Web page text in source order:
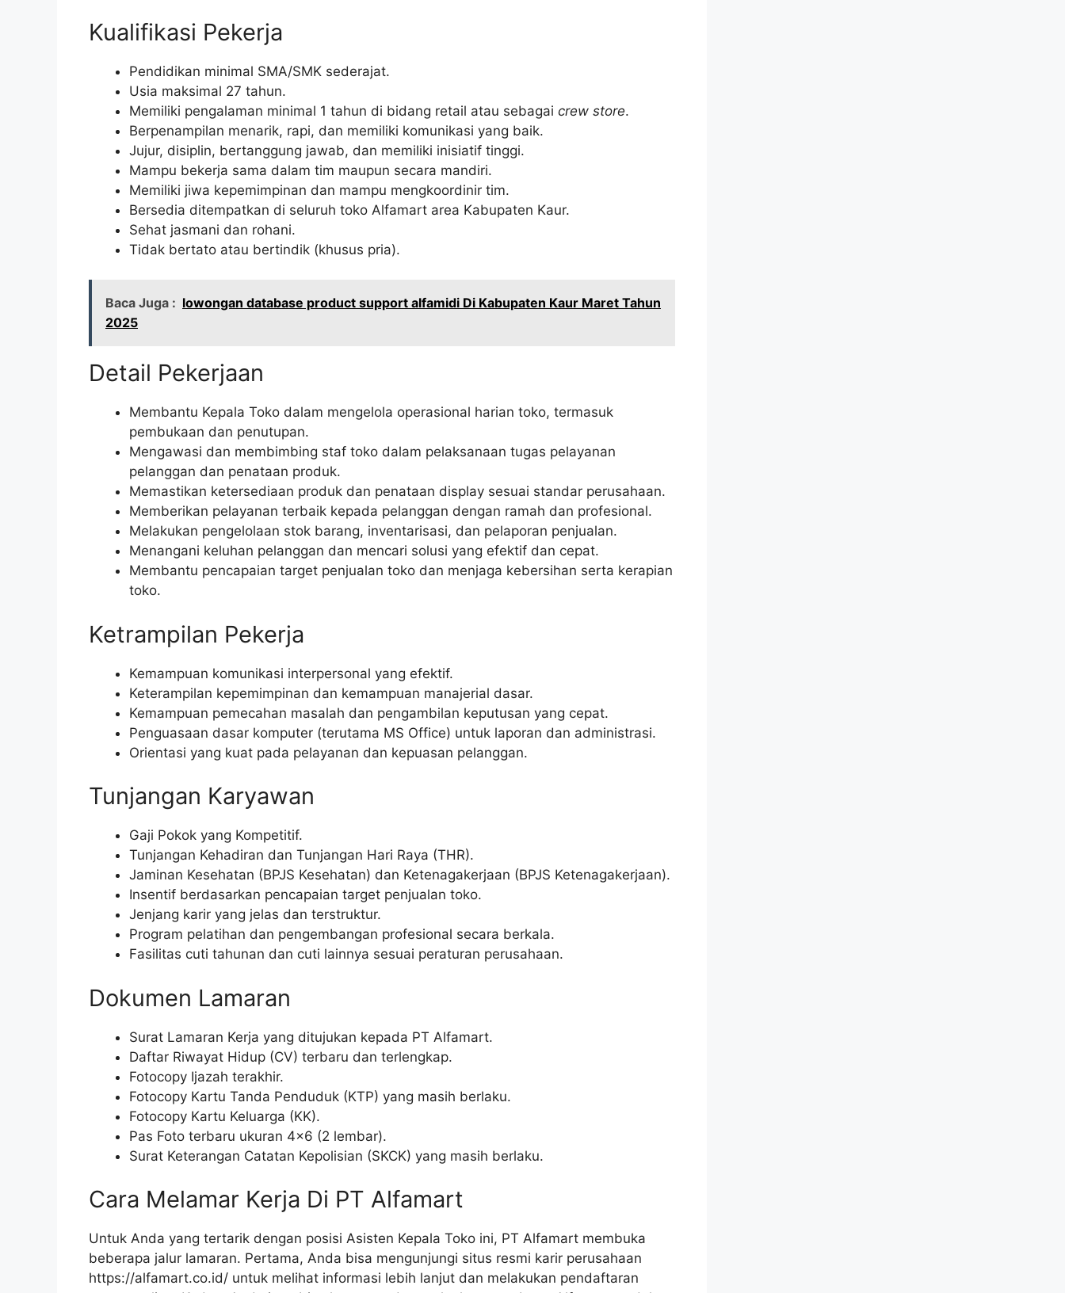
Kualifikasi Pekerja
Pendidikan minimal SMA/SMK sederajat.
Usia maksimal 27 tahun.
Memiliki pengalaman minimal 1 tahun di bidang retail atau sebagai crew store.
Berpenampilan menarik, rapi, dan memiliki komunikasi yang baik.
Jujur, disiplin, bertanggung jawab, dan memiliki inisiatif tinggi.
Mampu bekerja sama dalam tim maupun secara mandiri.
Memiliki jiwa kepemimpinan dan mampu mengkoordinir tim.
Bersedia ditempatkan di seluruh toko Alfamart area Kabupaten Kaur.
Sehat jasmani dan rohani.
Tidak bertato atau bertindik (khusus pria).
Baca Juga : lowongan database product support alfamidi Di Kabupaten Kaur Maret Tahun
2025
Detail Pekerjaan
Membantu Kepala Toko dalam mengelola operasional harian toko, termasuk
pembukaan dan penutupan.
Mengawasi dan membimbing staf toko dalam pelaksanaan tugas pelayanan
pelanggan dan penataan produk.
Memastikan ketersediaan produk dan penataan display sesuai standar perusahaan.
Memberikan pelayanan terbaik kepada pelanggan dengan ramah dan profesional.
Melakukan pengelolaan stok barang, inventarisasi, dan pelaporan penjualan.
Menangani keluhan pelanggan dan mencari solusi yang efektif dan cepat.
Membantu pencapaian target penjualan toko dan menjaga kebersihan serta kerapian
toko.
Ketrampilan Pekerja
Kemampuan komunikasi interpersonal yang efektif.
Keterampilan kepemimpinan dan kemampuan manajerial dasar.
Kemampuan pemecahan masalah dan pengambilan keputusan yang cepat.
Penguasaan dasar komputer (terutama MS Office) untuk laporan dan administrasi.
Orientasi yang kuat pada pelayanan dan kepuasan pelanggan.
Tunjangan Karyawan
Gaji Pokok yang Kompetitif.
Tunjangan Kehadiran dan Tunjangan Hari Raya (THR).
Jaminan Kesehatan (BPJS Kesehatan) dan Ketenagakerjaan (BPJS Ketenagakerjaan).
Insentif berdasarkan pencapaian target penjualan toko.
Jenjang karir yang jelas dan terstruktur.
Program pelatihan dan pengembangan profesional secara berkala.
Fasilitas cuti tahunan dan cuti lainnya sesuai peraturan perusahaan.
Dokumen Lamaran
Surat Lamaran Kerja yang ditujukan kepada PT Alfamart.
Daftar Riwayat Hidup (CV) terbaru dan terlengkap.
Fotocopy Ijazah terakhir.
Fotocopy Kartu Tanda Penduduk (KTP) yang masih berlaku.
Fotocopy Kartu Keluarga (KK).
Pas Foto terbaru ukuran 4×6 (2 lembar).
Surat Keterangan Catatan Kepolisian (SKCK) yang masih berlaku.
Cara Melamar Kerja Di PT Alfamart
Untuk Anda yang tertarik dengan posisi Asisten Kepala Toko ini, PT Alfamart membuka
beberapa jalur lamaran. Pertama, Anda bisa mengunjungi situs resmi karir perusahaan
https://alfamart.co.id/ untuk melihat informasi lebih lanjut dan melakukan pendaftaran